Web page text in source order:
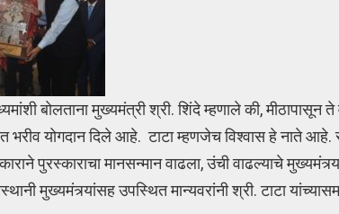
बोलताना मुख्यमंत्री श्री. शिंदे म्हणाले की, मीठापासून ते
भरीव योगदान दिले आहे. टाटा म्हणजेच विश्वास हे नाते आहे.
पुरस्काराचा मानसन्मान वाढला, उंची वाढल्याचे
मुख्यमंत्र्यांसह उपस्थित मान्यवरांनी श्री. टाटा